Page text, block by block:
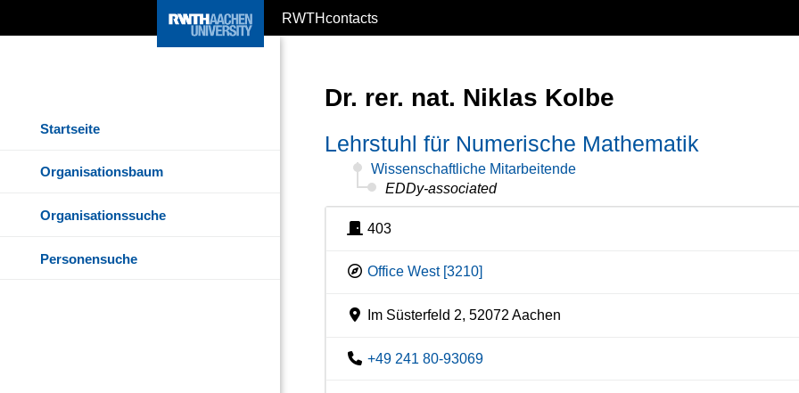
RWTHcontacts
Startseite
Organisationsbaum
Organisationssuche
Personensuche
Dr. rer. nat. Niklas Kolbe
Lehrstuhl für Numerische Mathematik
Wissenschaftliche Mitarbeitende
EDDy-associated
403
Office West [3210]
Im Süsterfeld 2, 52072 Aachen
+49 241 80-93069